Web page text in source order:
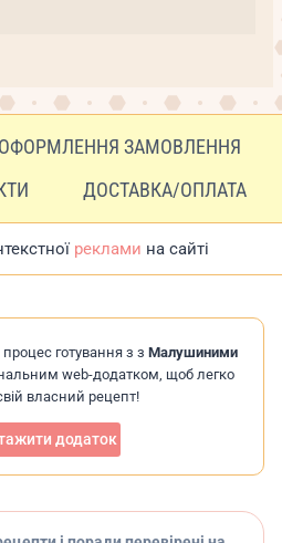
ОФОРМЛЕННЯ ЗАМОВЛЕННЯ
ДОСТАВКА/ОПЛАТА
реклами на сайті
готування з з Малушиними
web-додатком, щоб легко
власний рецепт!
додаток